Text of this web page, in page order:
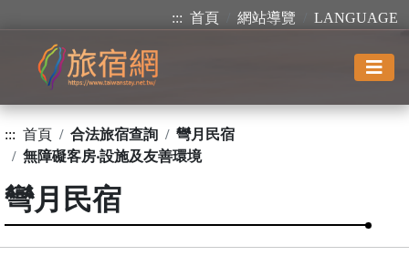
::: 首頁 網站導覽 LANGUAGE
::: 首頁 合法旅宿查詢
彎月民宿
無障礙客房‧設施及友善環境
彎月民宿